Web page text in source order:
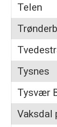
Telen
Tysnes
Tysvær
Vaksdal